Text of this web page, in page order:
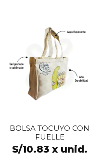
BOLSA TOCUYO CON
FUELLE
S/10.83 x unid.